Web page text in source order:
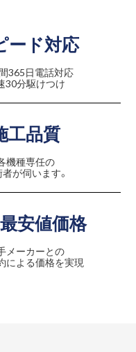
ード対応
365日電話対応
30分駆けつけ
工品質
機種専任の
が伺います。
安値価格
メーカーとの
による価格を実現